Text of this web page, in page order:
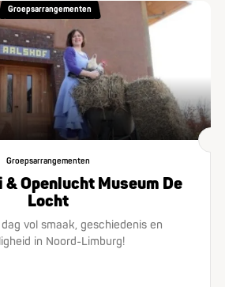
Groepsarrangementen
Groepsarrangementen
& Openlucht Museum De
Locht
vol smaak, geschiedenis en
in Noord-Limburg!